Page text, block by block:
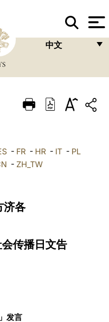
中文
ITALIANO
LATINE
- FR- HR- IT- PL
- ZH_TW
济各
传播日文告
发言